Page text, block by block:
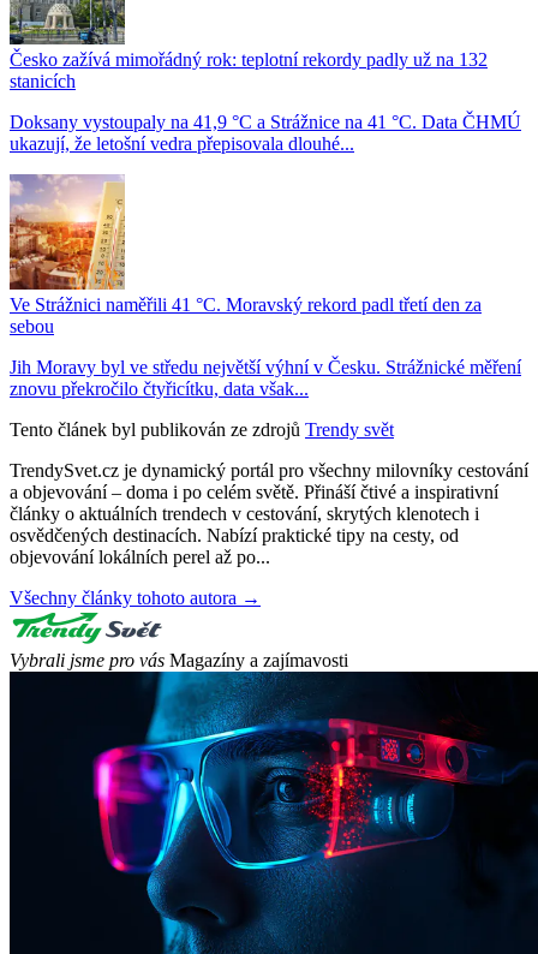
Česko zažívá mimořádný rok: teplotní rekordy padly už na 132
stanicích
Doksany vystoupaly na 41,9 °C a Strážnice na 41 °C. Data ČHMÚ
ukazují, že letošní vedra přepisovala dlouhé...
Ve Strážnici naměřili 41 °C. Moravský rekord padl třetí den za
sebou
Jih Moravy byl ve středu největší výhní v Česku. Strážnické měření
znovu překročilo čtyřicítku, data však...
Tento článek byl publikován ze zdrojů Trendy svět
TrendySvet.cz je dynamický portál pro všechny milovníky cestování
a objevování – doma i po celém světě. Přináší čtivé a inspirativní
články o aktuálních trendech v cestování, skrytých klenotech i
osvědčených destinacích. Nabízí praktické tipy na cesty, od
objevování lokálních perel až po...
Všechny články tohoto autora →
Vybrali jsme pro vás Magazíny a zajímavosti